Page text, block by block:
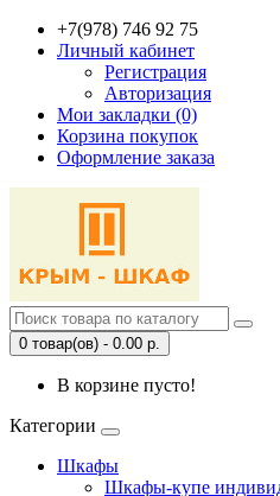
+7(978) 746 92 75
Личный кабинет
Регистрация
Авторизация
Мои закладки (0)
Корзина покупок
Оформление заказа
0 товар(ов) - 0.00 р.
В корзине пусто!
Категории
Шкафы
Шкафы-купе